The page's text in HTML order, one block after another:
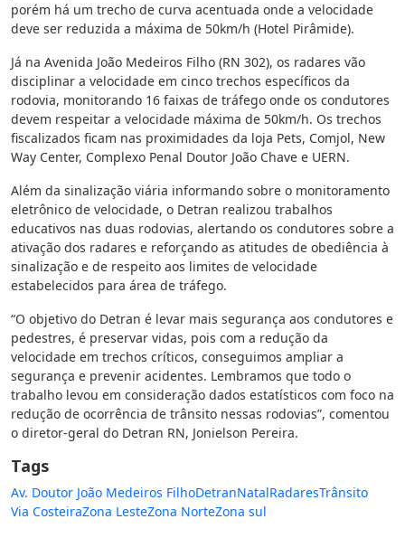
porém há um trecho de curva acentuada onde a velocidade
deve ser reduzida a máxima de 50km/h (Hotel Pirâmide).
Já na Avenida João Medeiros Filho (RN 302), os radares vão
disciplinar a velocidade em cinco trechos específicos da
rodovia, monitorando 16 faixas de tráfego onde os condutores
devem respeitar a velocidade máxima de 50km/h. Os trechos
fiscalizados ficam nas proximidades da loja Pets, Comjol, New
Way Center, Complexo Penal Doutor João Chave e UERN.
Além da sinalização viária informando sobre o monitoramento
eletrônico de velocidade, o Detran realizou trabalhos
educativos nas duas rodovias, alertando os condutores sobre a
ativação dos radares e reforçando as atitudes de obediência à
sinalização e de respeito aos limites de velocidade
estabelecidos para área de tráfego.
“O objetivo do Detran é levar mais segurança aos condutores e
pedestres, é preservar vidas, pois com a redução da
velocidade em trechos críticos, conseguimos ampliar a
segurança e prevenir acidentes. Lembramos que todo o
trabalho levou em consideração dados estatísticos com foco na
redução de ocorrência de trânsito nessas rodovias”, comentou
o diretor-geral do Detran RN, Jonielson Pereira.
Tags
Av. Doutor João Medeiros FilhoDetranNatalRadaresTrânsito
Via CosteiraZona LesteZona NorteZona sul